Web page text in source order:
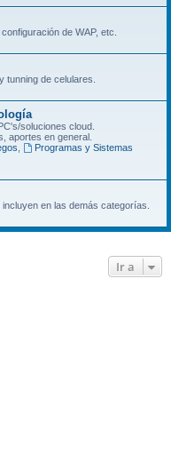
de WAP, etc.
tunning de celulares.
soluciones cloud.
aportes en general.
Programas y Sistemas
en las demás categorí­as.
Ir a